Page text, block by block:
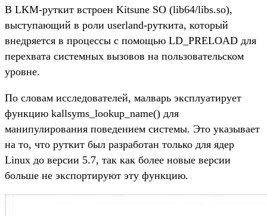
В LKM-руткит встроен Kitsune SO (lib64/libs.so),
выступающий в роли userland-руткита, который
внедряется в процессы с помощью LD_PRELOAD для
перехвата системных вызовов на пользовательском
уровне.
По словам исследователей, малварь эксплуатирует
функцию kallsyms_lookup_name() для
манипулирования поведением системы. Это указывает
на то, что руткит был разработан только для ядер
Linux до версии 5.7, так как более новые версии
больше не экспортируют эту функцию.